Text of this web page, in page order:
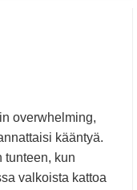
overwhelming,
kääntyä.
tunteen, kun
valkoista kattoa